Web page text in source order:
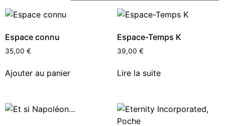
Espace connu
35,00 €
Ajouter au panier
Espace-Temps K
39,00 €
Lire la suite